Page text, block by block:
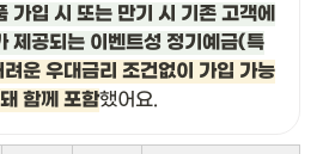
가입 시 또는 만기 시 기존 고객에
제공되는 이벤트성 정기예금(특
려운 우대금리 조건없이 가입 가능
함께 포함했어요.